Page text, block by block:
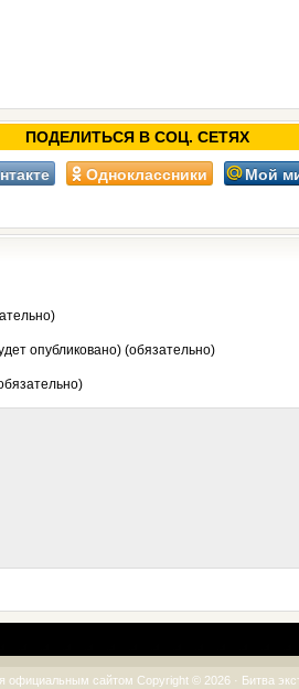
ПОДЕЛИТЬСЯ В СОЦ. СЕТЯХ
Одноклассники Мой
опубликовано) (обязательно)
официальным сайтом Copyright © 2026 · Битва